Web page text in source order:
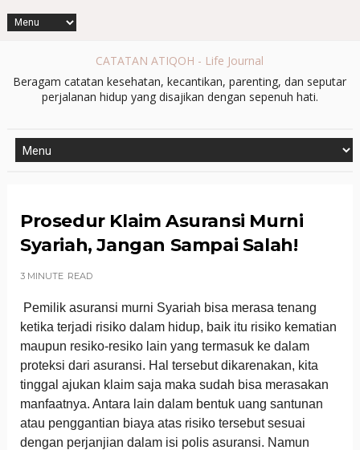
CATATAN ATIQOH - Life Journal
Beragam catatan kesehatan, kecantikan, parenting, dan seputar
perjalanan hidup yang disajikan dengan sepenuh hati.
Prosedur Klaim Asuransi Murni
Syariah, Jangan Sampai Salah!
3 MINUTE READ
Pemilik asuransi murni Syariah bisa merasa tenang
ketika terjadi risiko dalam hidup, baik itu risiko kematian
maupun resiko-resiko lain yang termasuk ke dalam
proteksi dari asuransi. Hal tersebut dikarenakan, kita
tinggal ajukan klaim saja maka sudah bisa merasakan
manfaatnya. Antara lain dalam bentuk uang santunan
atau penggantian biaya atas risiko tersebut sesuai
dengan perjanjian dalam isi polis asuransi. Namun